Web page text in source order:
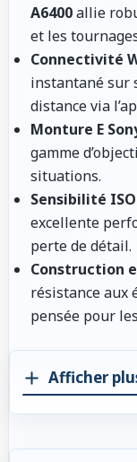
A6400allie
et les
Connectivité
instantané sur
distance via
Monture E
gamme
situations.
Sensibilité ISO
excellente
perte de détail.
Construction
résistance aux
pensée pour
Afficher